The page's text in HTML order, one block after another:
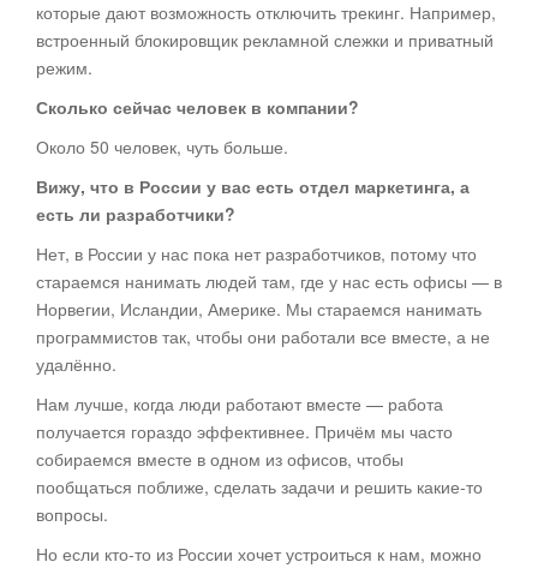
которые дают возможность отключить трекинг. Например,
встроенный блокировщик рекламной слежки и приватный
режим.
Сколько сейчас человек в компании?
Около 50 человек, чуть больше.
Вижу, что в России у вас есть отдел маркетинга, а
есть ли разработчики?
Нет, в России у нас пока нет разработчиков, потому что
стараемся нанимать людей там, где у нас есть офисы — в
Норвегии, Исландии, Америке. Мы стараемся нанимать
программистов так, чтобы они работали все вместе, а не
удалённо.
Нам лучше, когда люди работают вместе — работа
получается гораздо эффективнее. Причём мы часто
собираемся вместе в одном из офисов, чтобы
пообщаться поближе, сделать задачи и решить какие-то
вопросы.
Но если кто-то из России хочет устроиться к нам, можно